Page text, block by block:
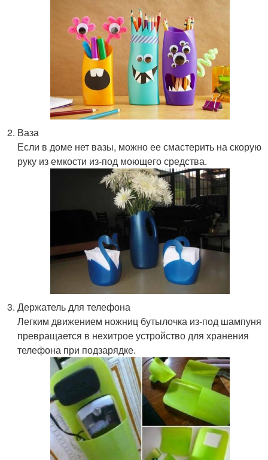
Ваза
Если в доме нет вазы, можно ее смастерить на скорую
руку из емкости из-под моющего средства.
Держатель для телефона
Легким движением ножниц бутылочка из-под шампуня
превращается в нехитрое устройство для хранения
телефона при подзарядке.